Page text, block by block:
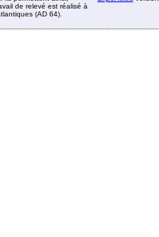
de relevé est réalisé à
(AD 64).